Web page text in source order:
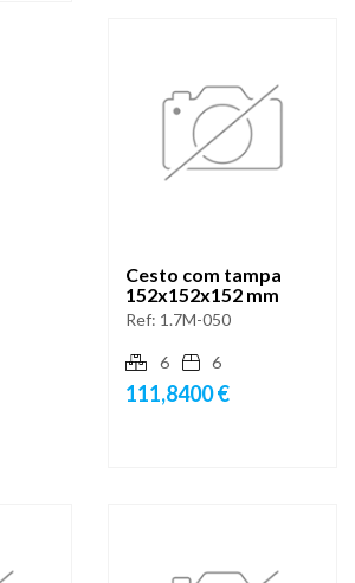
Cesto com tampa
152x152x152 mm
Ref: 1.7M-050
6 6
111,8400 €